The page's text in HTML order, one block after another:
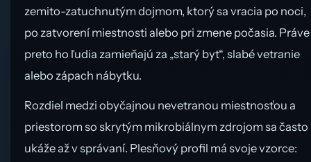
zemito-zatuchnutým dojmom, ktorý sa vracia po noci,
po zatvorení miestnosti alebo pri zmene počasia. Práve
preto ho ľudia zamieňajú za „starý byt“, slabé vetranie
alebo zápach nábytku.
Rozdiel medzi obyčajnou nevetranou miestnosťou a
priestorom so skrytým mikrobiálnym zdrojom sa často
ukáže až v správaní. Plesňový profil má svoje vzorce: